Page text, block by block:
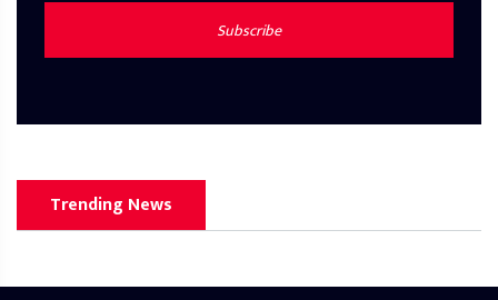
Subscribe
Trending News